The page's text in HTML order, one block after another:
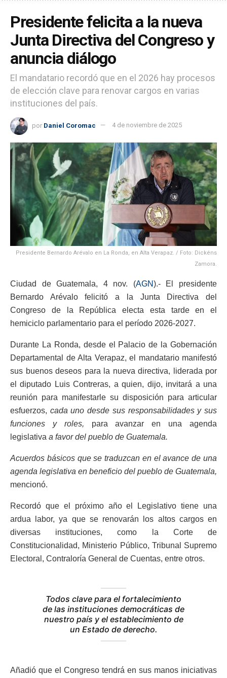
Presidente felicita a la nueva
Junta Directiva del Congreso y
anuncia diálogo
El mandatario recordó que en el 2026 hay procesos
de elección clave para renovar cargos en varias
instituciones del país.
por Daniel Coromac 4 de noviembre de 2025
Presidente Bernardo Arévalo en La Ronda, en Alta Verapaz. / Foto: Dickéns
Zamora.
Ciudad de Guatemala, 4 nov. (AGN).- El presidente
Bernardo Arévalo felicitó a la Junta Directiva del
Congreso de la República electa esta tarde en el
hemiciclo parlamentario para el período 2026-2027.
Durante La Ronda, desde el Palacio de la Gobernación
Departamental de Alta Verapaz, el mandatario manifestó
sus buenos deseos para la nueva directiva, liderada por
el diputado Luis Contreras, a quien, dijo, invitará a una
reunión para manifestarle su disposición para articular
esfuerzos, cada uno desde sus responsabilidades y sus
funciones y roles, para avanzar en una agenda
legislativa a favor del pueblo de Guatemala.
Acuerdos básicos que se traduzcan en el avance de una
agenda legislativa en beneficio del pueblo de Guatemala,
mencionó.
Recordó que el próximo año el Legislativo tiene una
ardua labor, ya que se renovarán los altos cargos en
diversas instituciones, como la Corte de
Constitucionalidad, Ministerio Público, Tribunal Supremo
Electoral, Contraloría General de Cuentas, entre otros.
Todos clave para el fortalecimiento
de las instituciones democráticas de
nuestro país y el establecimiento de
un Estado de derecho.
Añadió que el Congreso tendrá en sus manos iniciativas